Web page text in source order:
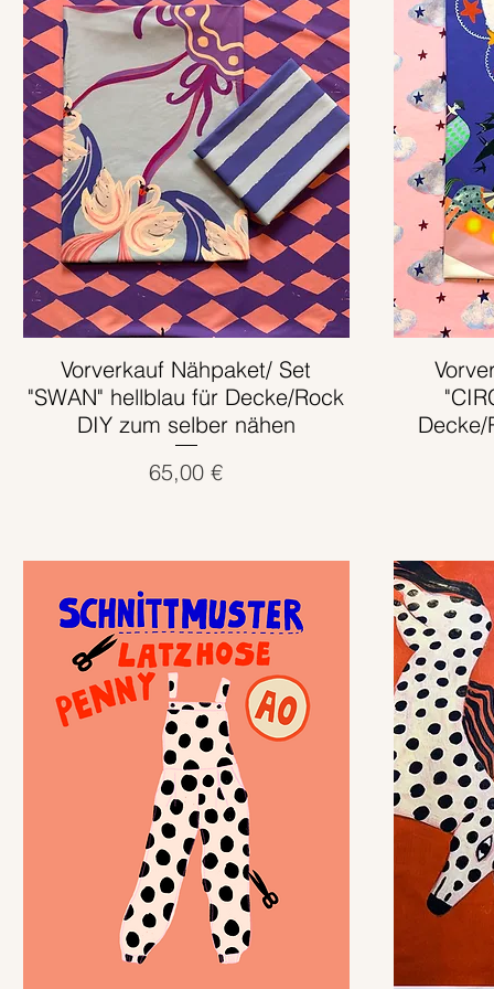
Schnellansicht
Vorverkauf Nähpaket/ Set
"SWAN" hellblau für Decke/Rock
DIY zum selber nähen
Preis
65,00 €
Decke/